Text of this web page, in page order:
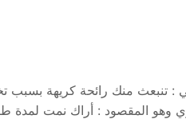
وهو المقصود : أراك نمت لمدة